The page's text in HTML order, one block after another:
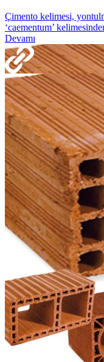
Çimento kelimesi,
‘caementum’
Devamı